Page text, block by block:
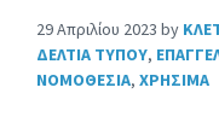
29 Απριλίου 2023 by
ΔΕΛΤΙΑ ΤΥΠΟΥ,
ΝΟΜΟΘΕΣΙΑ, ΧΡΗΣΙΜΑ